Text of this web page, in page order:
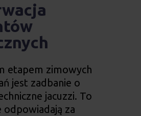
etapem zimowych
jest zadbanie o
jacuzzi. To
odpowiadają za